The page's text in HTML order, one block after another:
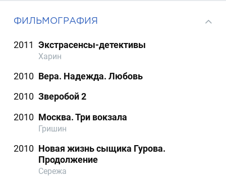
ФИЛЬМОГРАФИЯ
2011 Экстрасенсы-детективы
Харин
2010 Вера. Надежда. Любовь
2010 Зверобой 2
2010 Москва. Три вокзала
Гришин
2010 Новая жизнь сыщика Гурова.
Продолжение
Сережа